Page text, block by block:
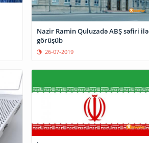
Nazir Ramin Quluzadə ABŞ səfiri ilə
görüşüb
26-07-2019